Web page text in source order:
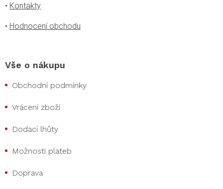
• Kontakty
• Hodnocení obchodu
Vše o nákupu
Obchodní podmínky
Vrácení zboží
Dodací lhůty
Možnosti plateb
Doprava